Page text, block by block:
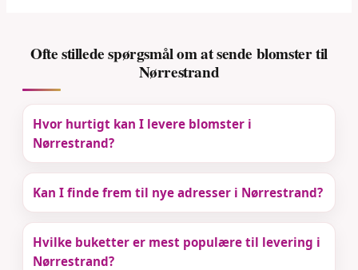
Ofte stillede spørgsmål om at sende blomster til
Nørrestrand
Hvor hurtigt kan I levere blomster i
Nørrestrand?
Kan I finde frem til nye adresser i Nørrestrand?
Hvilke buketter er mest populære til levering i
Nørrestrand?